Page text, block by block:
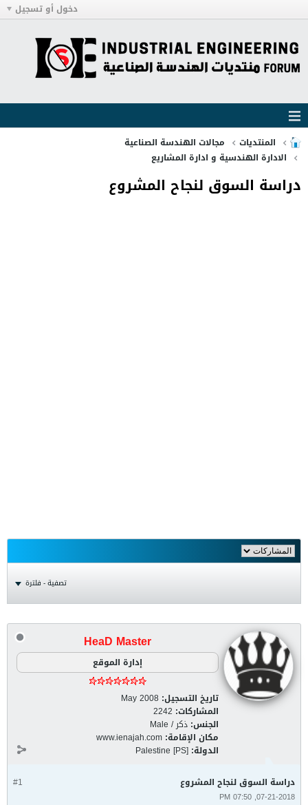
دخول أو تسجيل
المنتديات
مجالات الهندسة الصناعية
الادارة الهندسية و ادارة المشاريع
دراسة السوق لنجاح المشروع
تصفية - فلترة
HeaD Master
إدارة الموقع
تاريخ التسجيل: May 2008
المشاركات: 2242
الجنس: ذكر / Male
مكان الإقامة: www.ienajah.com
الدولة: Palestine [PS]
#1 دراسة السوق لنجاح المشروع
07-21-2018, 07:50 PM